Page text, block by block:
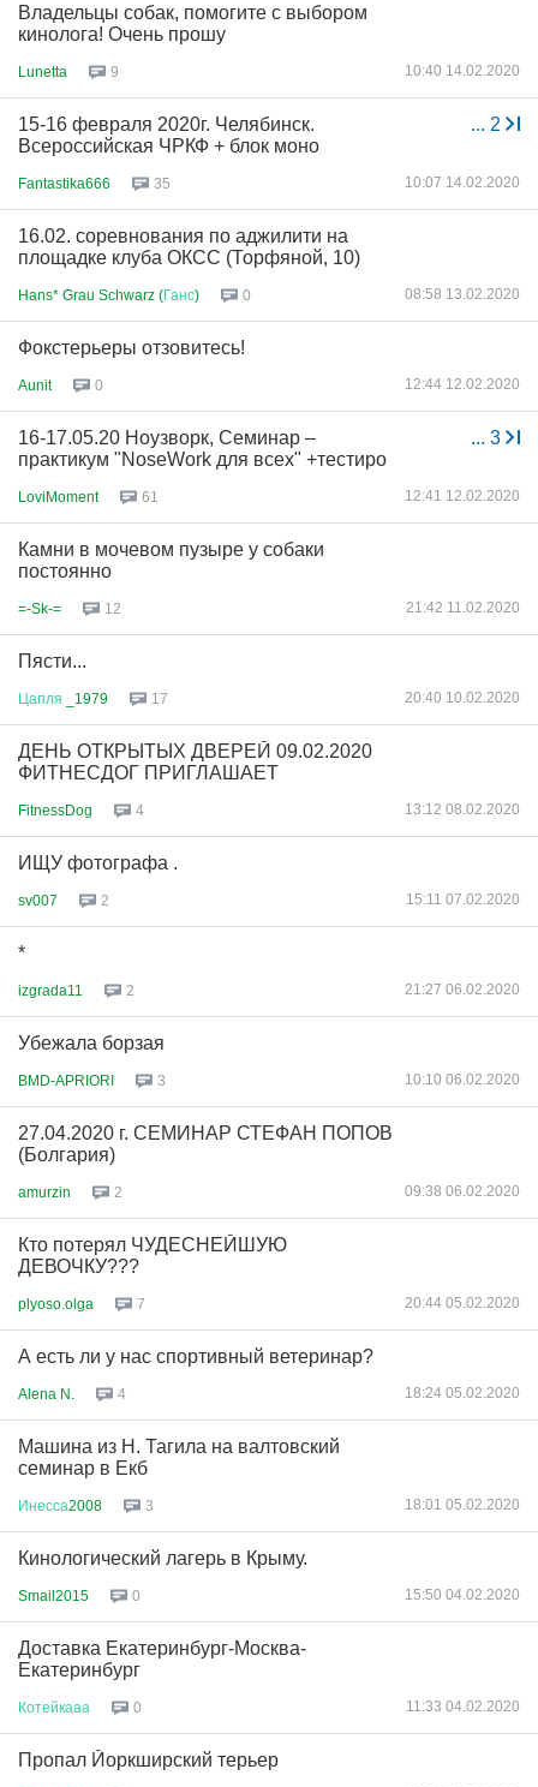
Владельцы собак, помогите с выбором
кинолога! Очень прошу
Lunetta 9 10:40 14.02.2020
... 2
15-16 февраля 2020г. Челябинск.
Всероссийская ЧРКФ + блок моно
Fantastika666 35 10:07 14.02.2020
16.02. соревнования по аджилити на
площадке клуба ОКСС (Торфяной, 10)
Hans* Grau Schwarz (Ганс) 0 08:58 13.02.2020
Фокстерьеры отзовитесь!
Aunit 0 12:44 12.02.2020
... 3
16-17.05.20 Ноузворк, Семинар –
практикум "NoseWork для всех" +тестиро
LoviMoment 61 12:41 12.02.2020
Камни в мочевом пузыре у собаки
постоянно
=-Sk-= 12 21:42 11.02.2020
Пясти...
Цапля _1979 17 20:40 10.02.2020
ДЕНЬ ОТКРЫТЫХ ДВЕРЕЙ 09.02.2020
ФИТНЕСДОГ ПРИГЛАШАЕТ
FitnessDog 4 13:12 08.02.2020
ИЩУ фотографа .
sv007 2 15:11 07.02.2020
*
izgrada11 2 21:27 06.02.2020
Убежала борзая
BMD-APRIORI 3 10:10 06.02.2020
27.04.2020 г. СЕМИНАР СТЕФАН ПОПОВ
(Болгария)
amurzin 2 09:38 06.02.2020
Кто потерял ЧУДЕСНЕЙШУЮ
ДЕВОЧКУ???
plyoso.olga 7 20:44 05.02.2020
А есть ли у нас спортивный ветеринар?
Alena N. 4 18:24 05.02.2020
Машина из Н. Тагила на валтовский
семинар в Екб
Инесса2008 3 18:01 05.02.2020
Кинологический лагерь в Крыму.
Smail2015 0 15:50 04.02.2020
Доставка Екатеринбург-Москва-
Екатеринбург
Котейкааа 0 11:33 04.02.2020
Пропал Йоркширский терьер